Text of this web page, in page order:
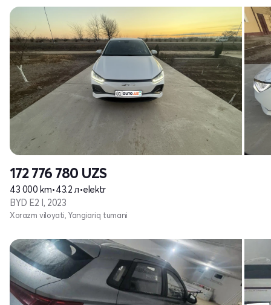
172 776 780 UZS
43 000 km•43.2 л•elektr
BYD E2 I, 2023
Xorazm viloyati, Yangiariq tumani